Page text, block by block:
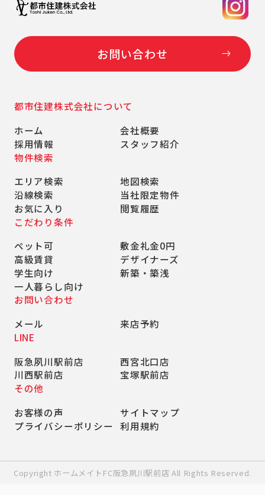
お問い合わせ
都市住建株式会社について
ホーム
会社概要
採用情報
スタッフ紹介
物件検索
エリア検索
地図検索
沿線検索
当社限定物件
お気に入り
閲覧履歴
こだわり条件
ペット可
敷金礼金0円
高級賃貸
デザイナーズ
学生向け
新築・築浅
一人暮らし向け
お問い合わせ
メール
来店予約
LINE
阪急夙川駅前店
西宮北口店
川西駅前店
宝塚駅前店
その他
お客様の声
サイトマップ
プライバシーポリシー
利用規約
Copyright ホームメイトFC阪急夙川駅前店 All Rights Reserved.